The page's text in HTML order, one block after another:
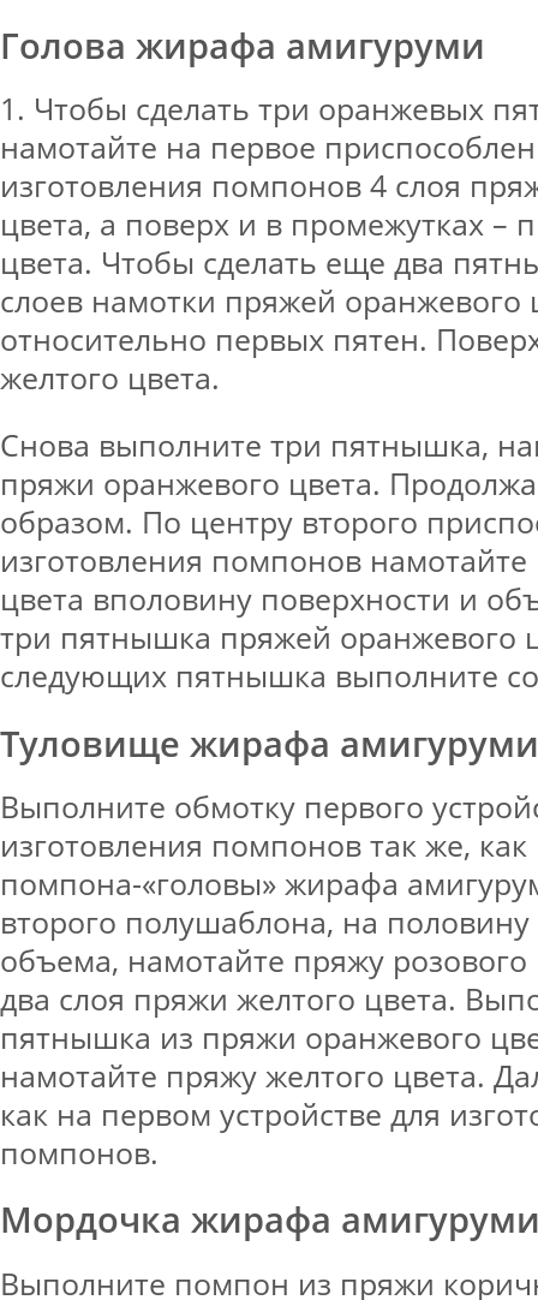
Голова жирафа амигуруми
1. Чтобы сделать три оранжевых
намотайте на первое
изготовления помпонов 4 слоя
цвета, а поверх и в промежутках –
цвета. Чтобы сделать еще два
слоев намотки пряжей оранжевого
относительно первых пятен.
желтого цвета.
Снова выполните три пятнышка,
пряжи оранжевого цвета.
образом. По центру второго
изготовления помпонов
цвета вполовину поверхности и
три пятнышка пряжей оранжевого
следующих пятнышка выполните
Туловище жирафа амигуруми
Выполните обмотку первого
изготовления помпонов так же, как
помпона-«головы» жирафа
второго полушаблона, на
объема, намотайте пряжу розового
два слоя пряжи желтого цвета.
пятнышка из пряжи оранжевого
намотайте пряжу желтого цвета.
как на первом устройстве для
помпонов.
Мордочка жирафа
Выполните помпон из пряжи